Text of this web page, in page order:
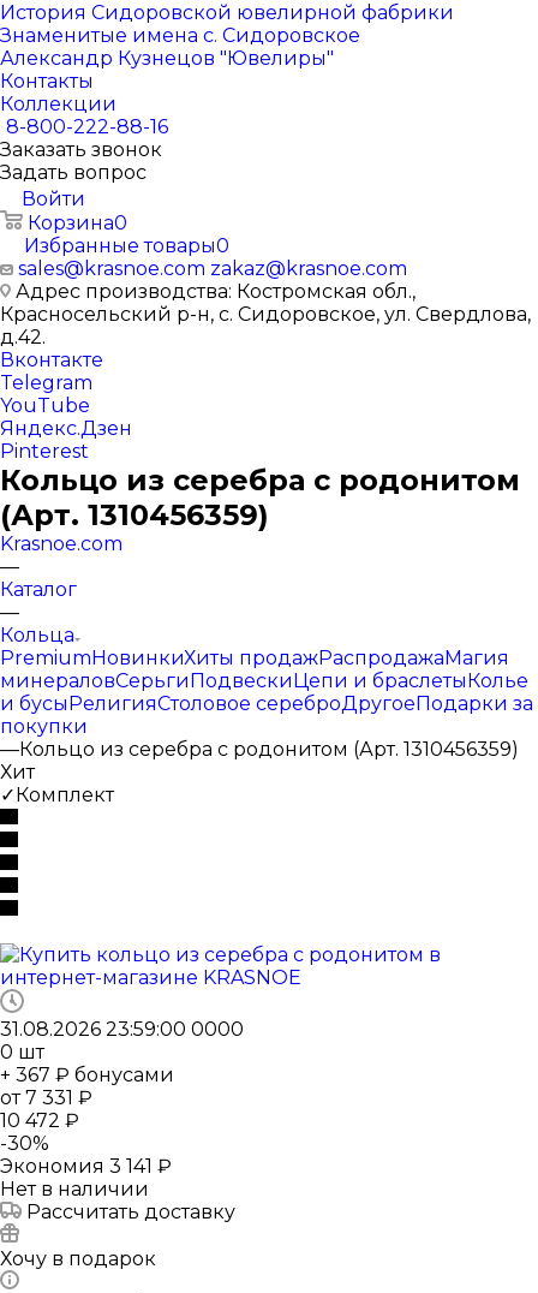
История Сидоровской ювелирной фабрики
Знаменитые имена с. Сидоровское
Александр Кузнецов "Ювелиры"
Контакты
Коллекции
8-800-222-88-16
Заказать звонок
Задать вопрос
Войти
Корзина0
Избранные товары0
sales@krasnoe.com zakaz@krasnoe.com
Адрес производства: Костромская обл.,
Красносельский р-н, с. Сидоровское, ул. Свердлова,
д.42.
Вконтакте
Telegram
YouTube
Яндекс.Дзен
Pinterest
Кольцо из серебра с родонитом
(Арт. 1310456359)
Krasnoe.com
—
Каталог
—
Кольца
PremiumНовинкиХиты продажРаспродажаМагия
минераловСерьгиПодвескиЦепи и браслетыКолье
и бусыРелигияСтоловое сереброДругоеПодарки за
покупки
—Кольцо из серебра с родонитом (Арт. 1310456359)
Хит
✓Комплект
31.08.2026 23:59:00 0000
0 шт
+ 367 ₽ бонусами
от7 331 ₽
10 472 ₽
-30%
Экономия 3 141 ₽
Нет в наличии
Рассчитать доставку
Хочу в подарок